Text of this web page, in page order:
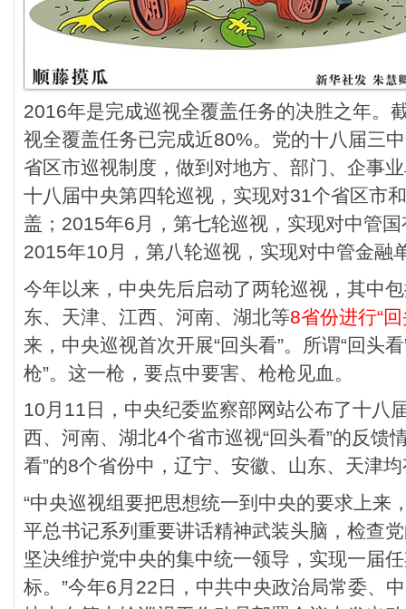
2016年是完成巡视全覆盖任务的决胜之年。
视全覆盖任务已完成近80%。党的十八届三
省区市巡视制度，做到对地方、部门、企事
十八届中央第四轮巡视，实现对31个省区市
盖；2015年6月，第七轮巡视，实现对中管
2015年10月，第八轮巡视，实现对中管金融
今年以来，中央先后启动了两轮巡视，其中
东、天津、江西、河南、湖北等8省份进行“回
来，中央巡视首次开展“回头看”。所谓“回头
枪”。这一枪，要点中要害、枪枪见血。
10月11日，中央纪委监察部网站公布了十八
西、河南、湖北4个省市巡视“回头看”的反馈
看”的8个省份中，辽宁、安徽、山东、天津
“中央巡视组要把思想统一到中央的要求上来
平总书记系列重要讲话精神武装头脑，检查
坚决维护党中央的集中统一领导，实现一届
标。”今年6月22日，中共中央政治局常委、